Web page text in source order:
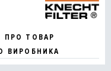
ПРО ТОВАР
ВИРОБНИКА